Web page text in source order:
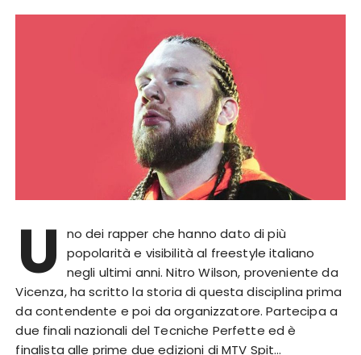
U
no dei rapper che hanno dato di più
popolarità e visibilità al freestyle italiano
negli ultimi anni. Nitro Wilson, proveniente da
Vicenza, ha scritto la storia di questa disciplina prima
da contendente e poi da organizzatore. Partecipa a
due finali nazionali del Tecniche Perfette ed è
finalista alle prime due edizioni di MTV Spit…